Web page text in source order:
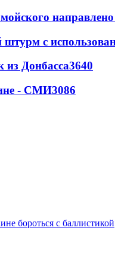
направлено
с
из Донбасса3640
- СМИ3086
бороться с баллистикой